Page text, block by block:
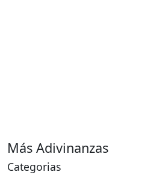
Más Adivinanzas
Categorias